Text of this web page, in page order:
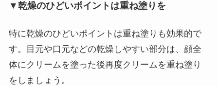
▼乾燥のひどいポイントは重ね塗りを
特に乾燥のひどいポイントは重ね塗りも効果的で
す。目元や口元などの乾燥しやすい部分は、顔全
体にクリームを塗った後再度クリームを重ね塗り
をしましょう。